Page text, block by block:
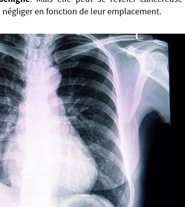
en fonction de leur emplacement.